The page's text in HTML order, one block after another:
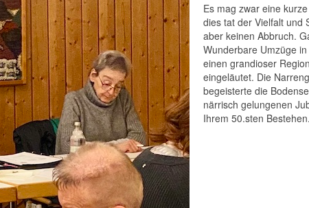
Es mag zwar eine
dies tat der Vielfalt und
aber keinen Abbruch.
Wunderbare Umzüge
einen grandioser
eingeläutet. Die
begeisterte die
närrisch gelungenen
Ihrem 50.sten Bestehen.